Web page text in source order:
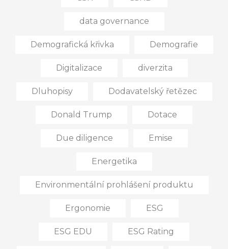
data governance
Demografická křivka Demografie
Digitalizace diverzita
Dluhopisy Dodavatelský řetězec
Donald Trump Dotace
Due diligence Emise
Energetika
Environmentální prohlášení produktu
Ergonomie ESG
ESG EDU ESG Rating